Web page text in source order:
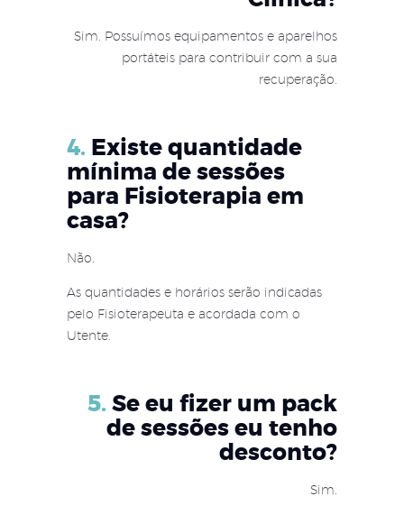
Sim. Possuímos equipamentos e aparelhos
portáteis para contribuir com a sua
recuperação.
4. Existe quantidade
mínima de sessões
para Fisioterapia em
casa?
Não.
As quantidades e horários serão indicadas
pelo Fisioterapeuta e acordada com o
Utente.
5. Se eu fizer um pack
de sessões eu tenho
desconto?
Sim.